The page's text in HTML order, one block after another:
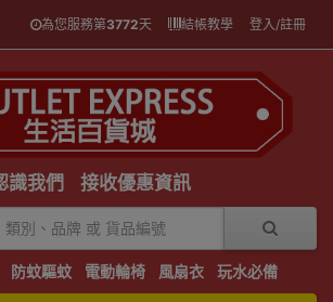
為您服務第3772天 結帳教學 登入/註冊
識我們 接收優惠資訊
防蚊驅蚊 電動輪椅 風扇衣 玩水必備